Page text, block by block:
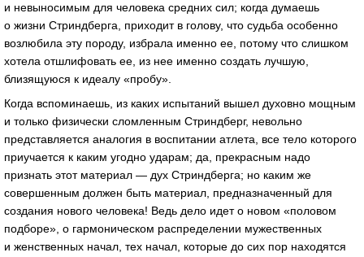
и невыносимым для человека средних сил; когда думаешь
о жизни Стриндберга, приходит в голову, что судьба особенно
возлюбила эту породу, избрала именно ее, потому что слишком
хотела отшлифовать ее, из нее именно создать лучшую,
близящуюся к идеалу «пробу».
Когда вспоминаешь, из каких испытаний вышел духовно мощным
и только физически сломленным Стриндберг, невольно
представляется аналогия в воспитании атлета, все тело которого
приучается к каким угодно ударам; да, прекрасным надо
признать этот материал — дух Стриндберга; но каким же
совершенным должен быть материал, предназначенный для
создания нового человека! Ведь дело идет о новом «половом
подборе», о гармоническом распределении мужественных
и женственных начал, тех начал, которые до сих пор находятся